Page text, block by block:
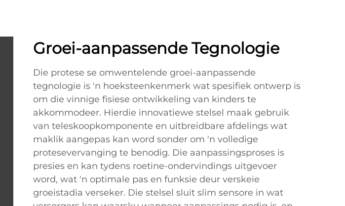
Groei-aanpassende Tegnologie
Die protese se omwentelende groei-aanpassende
tegnologie is 'n hoeksteenkenmerk wat spesifiek ontwerp is
om die vinnige fisiese ontwikkeling van kinders te
akkommodeer. Hierdie innovatiewe stelsel maak gebruik
van teleskoopkomponente en uitbreidbare afdelings wat
maklik aangepas kan word sonder om 'n volledige
protesevervanging te benodig. Die aanpassingsproses is
presies en kan tydens roetine-ondervindings uitgevoer
word, wat 'n optimale pas en funksie deur verskeie
groeistadia verseker. Die stelsel sluit slim sensore in wat